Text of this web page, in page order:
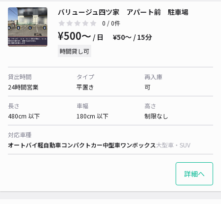
バリュージュ四ツ家 アパート前 駐車場
0 / 0件
¥500〜 / 日 ¥50〜 / 15分
時間貸し可
貸出時間
24時間営業
タイプ
平置き
再入庫
可
長さ
480cm 以下
車幅
180cm 以下
高さ
制限なし
対応車種
オートバイ軽自動車コンパクトカー中型車ワンボックス大型車・SUV
詳細へ